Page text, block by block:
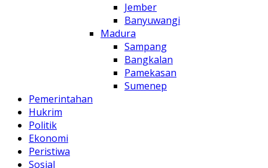
Jember
Banyuwangi
Madura
Sampang
Bangkalan
Pamekasan
Sumenep
Pemerintahan
Hukrim
Politik
Ekonomi
Peristiwa
Sosial